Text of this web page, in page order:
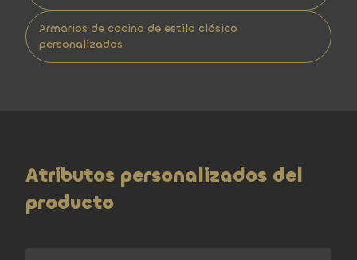
Armarios de cocina de estilo clásico
personalizados
Atributos personalizados del
producto